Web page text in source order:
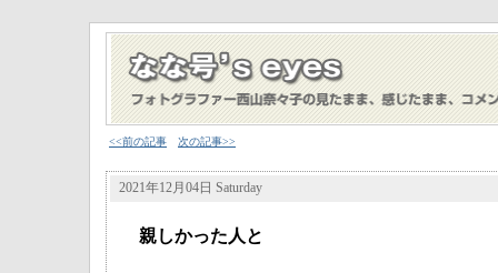
<<前の記事 次の記事>>
2021年12月04日 Saturday
親しかった人と